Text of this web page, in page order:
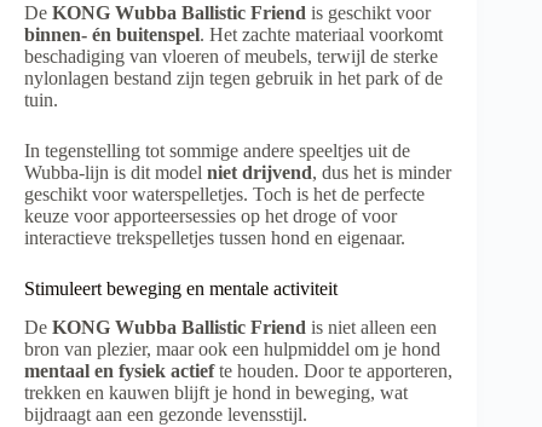
De KONG Wubba Ballistic Friend is geschikt voor
binnen- én buitenspel. Het zachte materiaal voorkomt
beschadiging van vloeren of meubels, terwijl de sterke
nylonlagen bestand zijn tegen gebruik in het park of de
tuin.
In tegenstelling tot sommige andere speeltjes uit de
Wubba-lijn is dit model niet drijvend, dus het is minder
geschikt voor waterspelletjes. Toch is het de perfecte
keuze voor apporteersessies op het droge of voor
interactieve trekspelletjes tussen hond en eigenaar.
Stimuleert beweging en mentale activiteit
De KONG Wubba Ballistic Friend is niet alleen een
bron van plezier, maar ook een hulpmiddel om je hond
mentaal en fysiek actiefte houden. Door te apporteren,
trekken en kauwen blijft je hond in beweging, wat
bijdraagt aan een gezonde levensstijl.